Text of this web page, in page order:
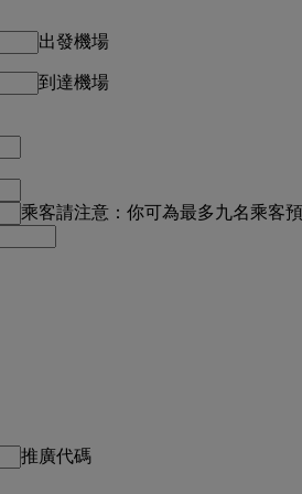
出發機場
到達機場
乘客請注意：你可為最多九名乘客
推廣代碼